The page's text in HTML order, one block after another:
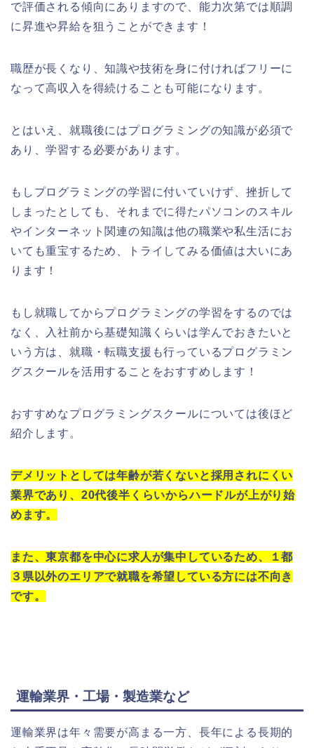
で評価される傾向にありますので、能力次第では順調
に昇進や昇給を狙うことができます！
職歴が長くなり、知識や技術を身に付ければフリーに
なって高収入を得続けることも可能になります。
とはいえ、就職後にはプログラミングの知識が必須で
あり、学習する必要があります。
もしプログラミングの学習に付いていけず、挫折して
しまったとしても、それまでに得たパソコンのスキル
やインターネット関連の知識は他の職業や私生活にお
いても重宝するため、トライしてみる価値は大いにあ
ります！
もし就職してからプログラミングの学習をするのでは
なく、入社前から基礎知識くらいは学んでおきたいと
いう方は、就職・転職支援も行っているプログラミン
グスクールを活用することをおすすめします！
おすすめなプログラミングスクールについては後ほど
紹介します。
デメリットとしては年齢が若くないと採用されにくい
業界であり、20代後半くらいからハードルが上がり始
めます。
また、東京都を中心に求人が集中しているため、１都
３県以外のエリアで就職を希望している方には不向き
です。
運輸業界・工場・製造業など
運輸業界は年々需要が高まる一方、長年による長期的